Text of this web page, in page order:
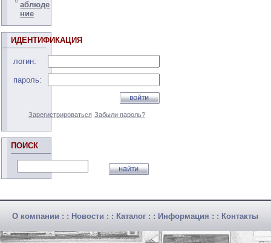
аблюде
ние
ИДЕНТИФИКАЦИЯ
логин:
пароль:
Зарегистрироваться Забыли пароль?
ПОИСК
О компании : : Новости : : Каталог : : Информация : : Контакты